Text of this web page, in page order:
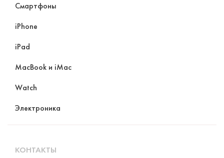
Смартфоны
iPhone
iPad
MacBook и iMac
Watch
Электроника
КОНТАКТЫ